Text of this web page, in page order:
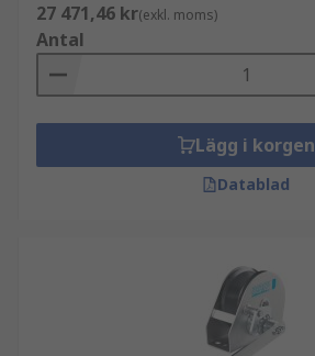
27 471,46 kr(exkl. moms)
Antal
Lägg i korgen
Datablad